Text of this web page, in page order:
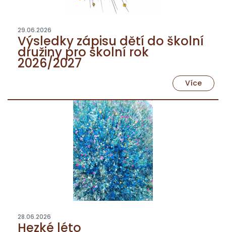
29.06.2026
Výsledky zápisu dětí do školní
družiny pro školní rok
2026/2027
Více
28.06.2026
Hezké léto